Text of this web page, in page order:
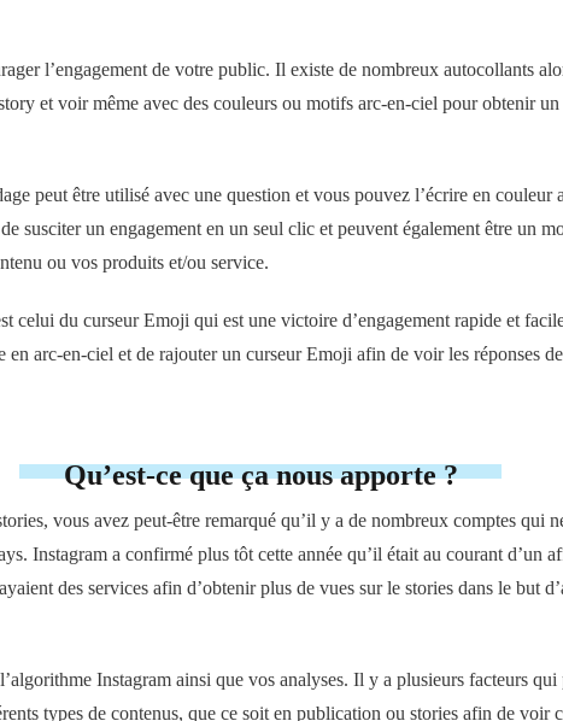
l’engagement de votre public. Il existe de nombreux autocollants
et voir même avec des couleurs ou motifs arc-en-ciel pour obtenir
peut être utilisé avec une question et vous pouvez l’écrire en couleur
susciter un engagement en un seul clic et peuvent également être un
ou vos produits et/ou service.
celui du curseur Emoji qui est une victoire d’engagement rapide et
en arc-en-ciel et de rajouter un curseur Emoji afin de voir les réponses
Qu’est-ce que ça nous apporte ?
vous avez peut-être remarqué qu’il y a de nombreux comptes qui
Instagram a confirmé plus tôt cette année qu’il était au courant d’un
des services afin d’obtenir plus de vues sur le stories dans le but
Instagram ainsi que vos analyses. Il y a plusieurs facteurs
types de contenus, que ce soit en publication ou stories afin de